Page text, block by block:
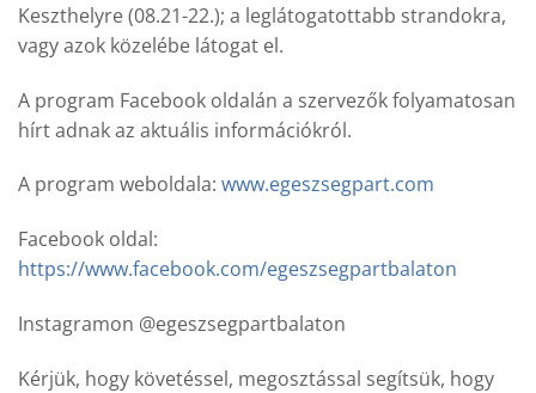
Keszthelyre (08.21-22.); a leglátogatottabb strandokra,
vagy azok közelébe látogat el.
A program Facebook oldalán a szervezők folyamatosan
hírt adnak az aktuális információkról.
A program weboldala: www.egeszsegpart.com
Facebook oldal:
https://www.facebook.com/egeszsegpartbalaton
Instagramon @egeszsegpartbalaton
Kérjük, hogy követéssel, megosztással segítsük, hogy